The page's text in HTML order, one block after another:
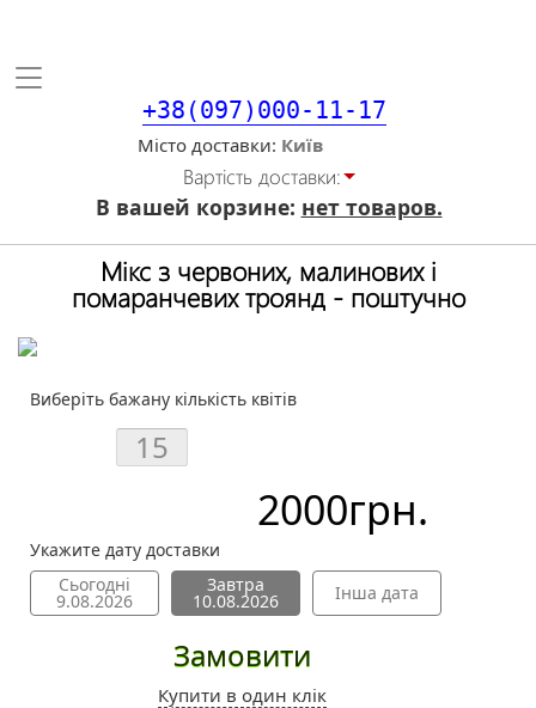
Toggle
+38(097)000-11-17
Місто доставки
Вартiсть доставки:
В вашей корзине: нет товаров.
Мікс з червоних, малинових і
помаранчевих троянд - поштучно
Виберіть бажану кількість квітів
2000грн.
Укажите дату доставки
Сьогодні
9.08.2026
Завтра
10.08.2026 Інша дата
Замовити
Купити в один клік